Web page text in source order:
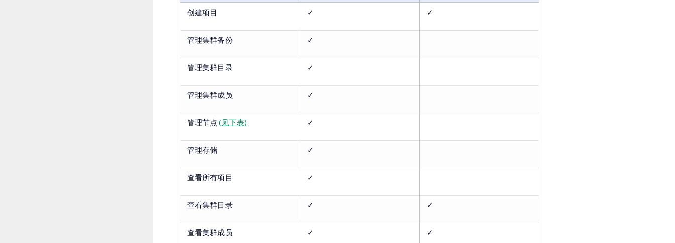
创建项目 ✓ ✓
管理集群备份 ✓
管理集群目录 ✓
管理集群成员 ✓
管理节点 (见下表) ✓
管理存储 ✓
查看所有项目 ✓
查看集群目录 ✓ ✓
查看集群成员 ✓ ✓